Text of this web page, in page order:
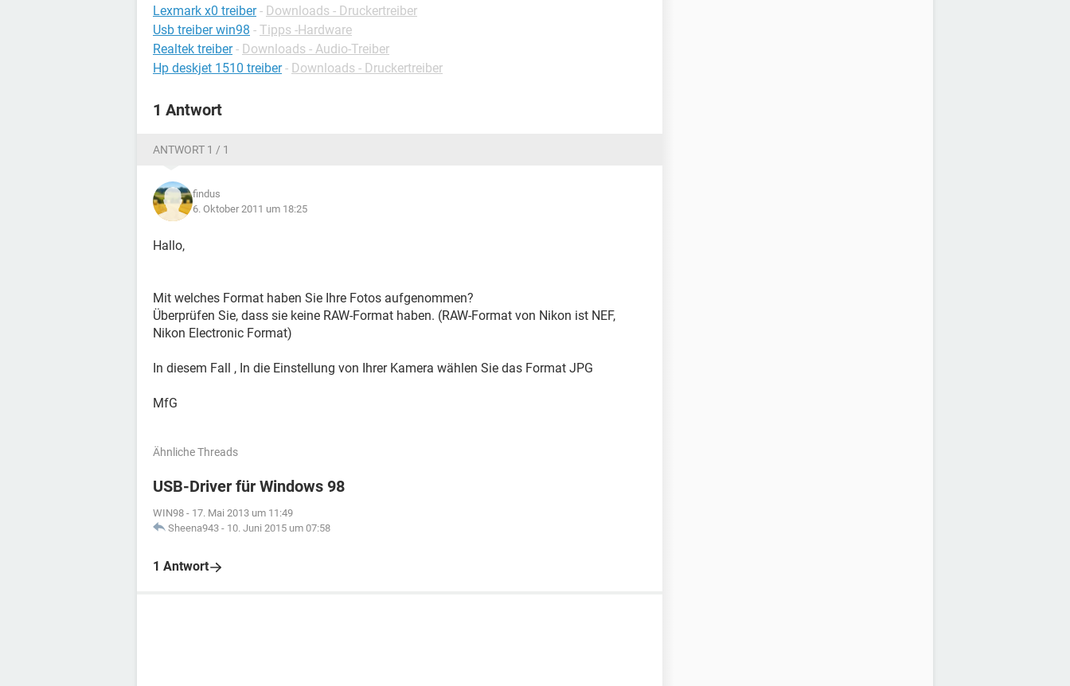
Lexmark x0 treiber - Downloads - Druckertreiber
Usb treiber win98 - Tipps -Hardware
Realtek treiber - Downloads - Audio-Treiber
Hp deskjet 1510 treiber - Downloads - Druckertreiber
1 Antwort
ANTWORT 1 / 1
findus
6. Oktober 2011 um 18:25
Hallo,
Mit welches Format haben Sie Ihre Fotos aufgenommen?
Überprüfen Sie, dass sie keine RAW-Format haben. (RAW-Format von Nikon ist NEF,
Nikon Electronic Format)
In diesem Fall , In die Einstellung von Ihrer Kamera wählen Sie das Format JPG
MfG
Ähnliche Threads
USB-Driver für Windows 98
WIN98 - 17. Mai 2013 um 11:49
Sheena943 - 10. Juni 2015 um 07:58
1 Antwort